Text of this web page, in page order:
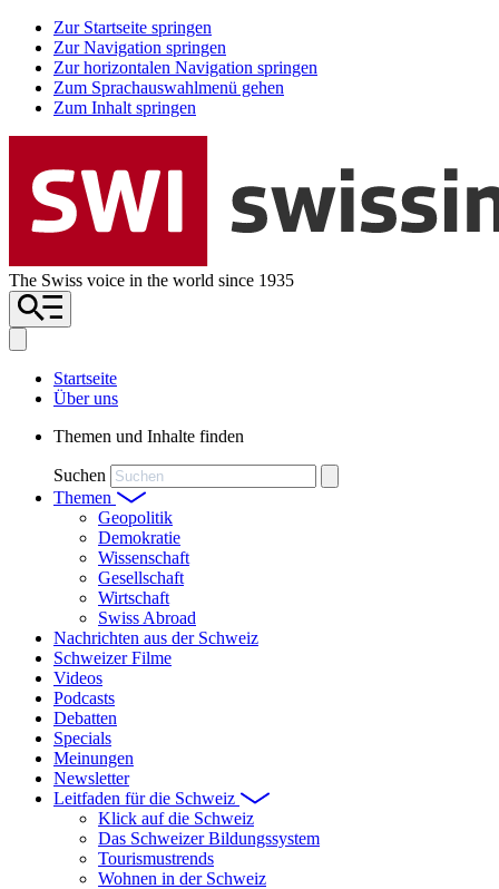
Zur Startseite springen
Zur Navigation springen
Zur horizontalen Navigation springen
Zum Sprachauswahlmenü gehen
Zum Inhalt springen
The Swiss voice in the world since 1935
Startseite
Über uns
Themen und Inhalte finden
Suchen
Themen
Geopolitik
Demokratie
Wissenschaft
Gesellschaft
Wirtschaft
Swiss Abroad
Nachrichten aus der Schweiz
Schweizer Filme
Videos
Podcasts
Debatten
Specials
Meinungen
Newsletter
Leitfaden für die Schweiz
Klick auf die Schweiz
Das Schweizer Bildungssystem
Tourismustrends
Wohnen in der Schweiz